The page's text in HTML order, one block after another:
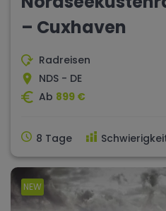
– Cuxhaven
Radreisen
NDS - DE
Ab 899 €
8 Tage
NEW